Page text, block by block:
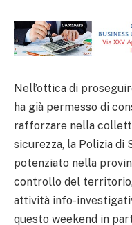
Nell’ottica di
ha già permesso di
rafforzare nella
sicurezza, la Polizia
potenziato nella
controllo del
attività info-
questo weekend in